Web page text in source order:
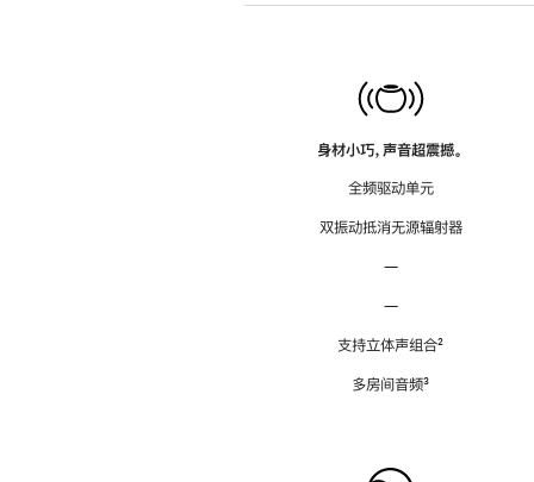
身材小巧，声音超震撼。
全频驱动单元
双振动抵消无源辐射器
—
—
支持立体声组合脚
²
多房间音频脚
³